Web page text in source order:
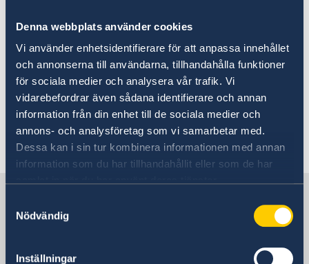
Denna webbplats använder cookies
Vi använder enhetsidentifierare för att anpassa innehållet
och annonserna till användarna, tillhandahålla funktioner
för sociala medier och analysera vår trafik. Vi
vidarebefordrar även sådana identifierare och annan
information från din enhet till de sociala medier och
annons- och analysföretag som vi samarbetar med.
Dessa kan i sin tur kombinera informationen med annan
information som du har tillhandahållit eller som de har
Nödvändig
Inställningar
International Women’s Day
Please note that the Swedish Embassy
is closed on 8 March due to a local
holiday. The Embassy will open again
on 9 March.